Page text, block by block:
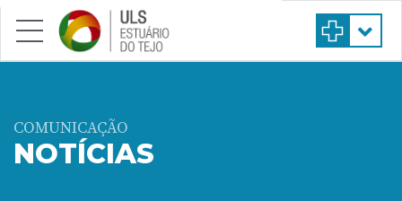
Saltar para conteúdo principal
COMUNICAÇÃO
NOTÍCIAS